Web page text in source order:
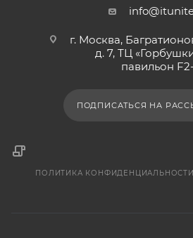
г. Москва,
д. 7, ТЦ
павильон
ПОДПИСАТЬСЯ НА
ПОЛИТИКА КОНФИДЕНЦИАЛЬНОСТИ